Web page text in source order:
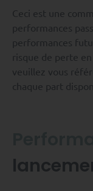
Ceci est une
performances
performances
risque de perte
veuillez vous
chaque part